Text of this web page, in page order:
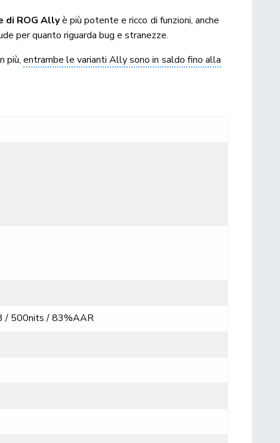
di ROG Allyè più potente e ricco di funzioni, anche
per quanto riguarda bug e stranezze.
più,entrambe le varianti Ally sono in saldo fino alla
/ 500nits / 83%AAR